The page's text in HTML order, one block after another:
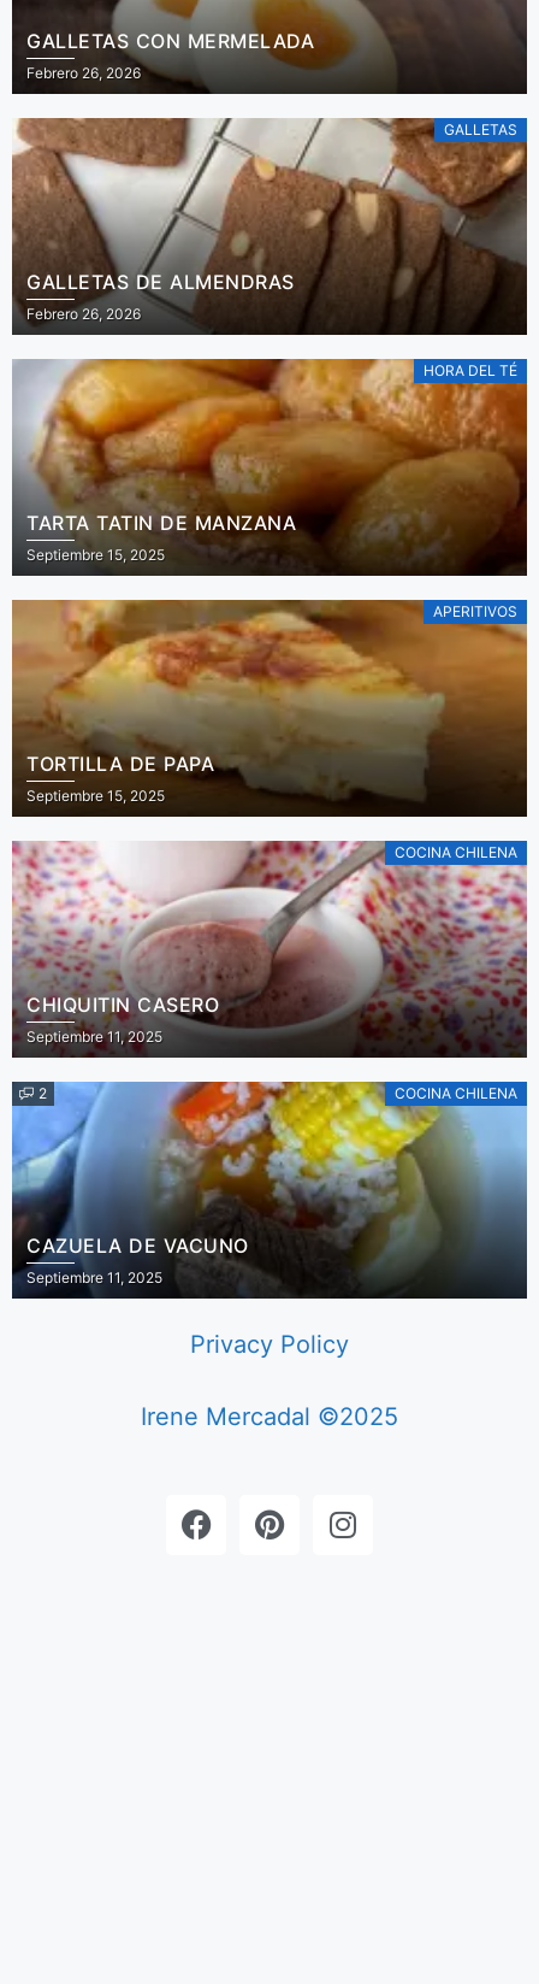
GALLETAS CON MERMELADA
Febrero 26, 2026
GALLETAS
GALLETAS DE ALMENDRAS
Febrero 26, 2026
HORA DEL TÉ
TARTA TATIN DE MANZANA
Septiembre 15, 2025
APERITIVOS
TORTILLA DE PAPA
Septiembre 15, 2025
COCINA CHILENA
CHIQUITIN CASERO
Septiembre 11, 2025
2 COCINA CHILENA
CAZUELA DE VACUNO
Septiembre 11, 2025
Privacy Policy
Irene Mercadal ©2025